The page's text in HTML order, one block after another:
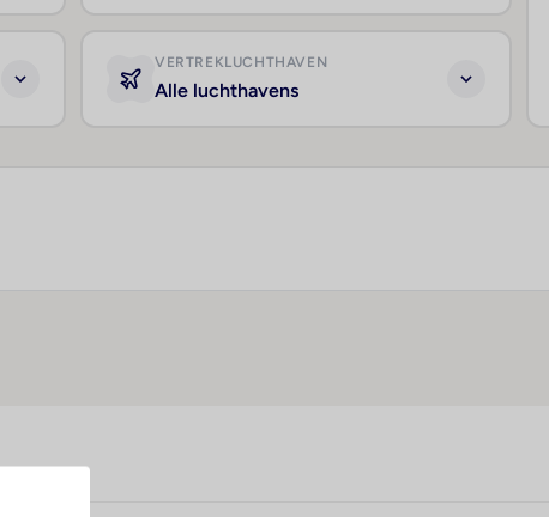
VERTREKLUCHTHAVEN
Alle luchthavens